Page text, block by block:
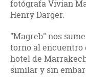
fotógrafa Vivian
Henry Darger.
"Magreb" nos
torno al encuentro
hotel de
similar y sin